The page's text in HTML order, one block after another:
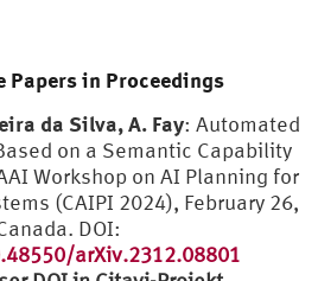
Papers in Proceedings
da Silva, A. Fay: Automated
on a Semantic Capability
Workshop on AI Planning for
(CAIPI 2024), February 26,
DOI:
arXiv.2312.08801